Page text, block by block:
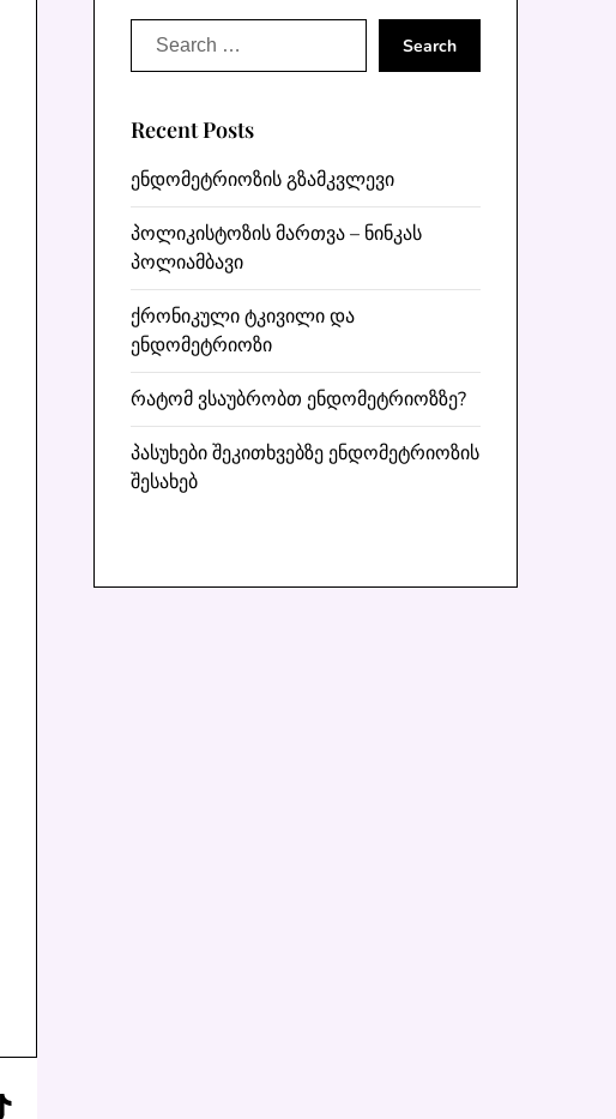
Search
Recent Posts
ენდომეტრიოზის გზამკვლევი
პოლიკისტოზის მართვა – ნინკას
პოლიამბავი
ქრონიკული ტკივილი და
ენდომეტრიოზი
რატომ ვსაუბრობთ ენდომეტრიოზზე?
პასუხები შეკითხვებზე ენდომეტრიოზის
შესახებ